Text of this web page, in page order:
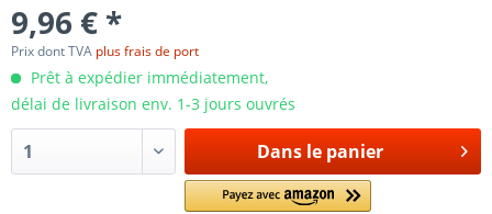
9,96 € *
Prix dont TVA plus frais de port
Prêt à expédier immédiatement,
délai de livraison env. 1-3 jours ouvrés
Dans le panier